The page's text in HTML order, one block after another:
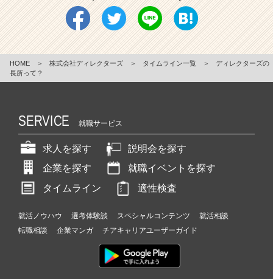
HOME ＞ 株式会社ディレクターズ ＞ タイムライン一覧 ＞
ディレクターズの
長所って？
SERVICE 就職サービス
求人を探す
説明会を探す
企業を探す
就職イベントを探す
タイムライン
適性検査
就活ノウハウ 選考体験談 スペシャルコンテンツ
就活相談
転職相談
企業マンガ チアキャリアユーザーガイド